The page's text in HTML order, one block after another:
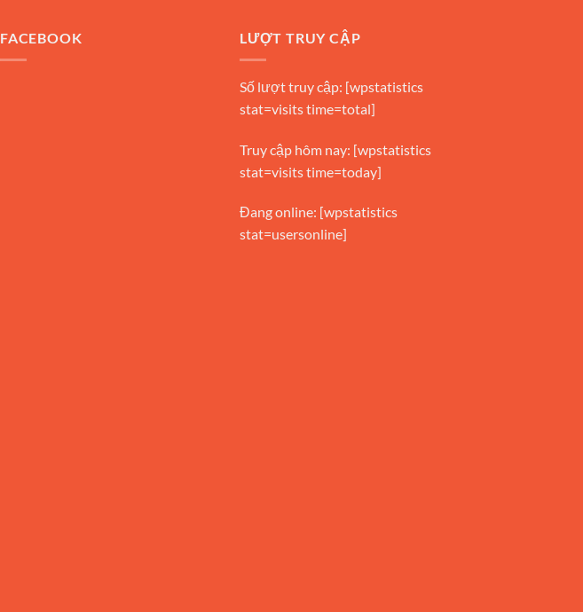
FACEBOOK LƯỢT TRUY CẬP
Số lượt truy cập: [wpstatistics
stat=visits time=total]
Truy cập hôm nay: [wpstatistics
stat=visits time=today]
Đang online: [wpstatistics
stat=usersonline]